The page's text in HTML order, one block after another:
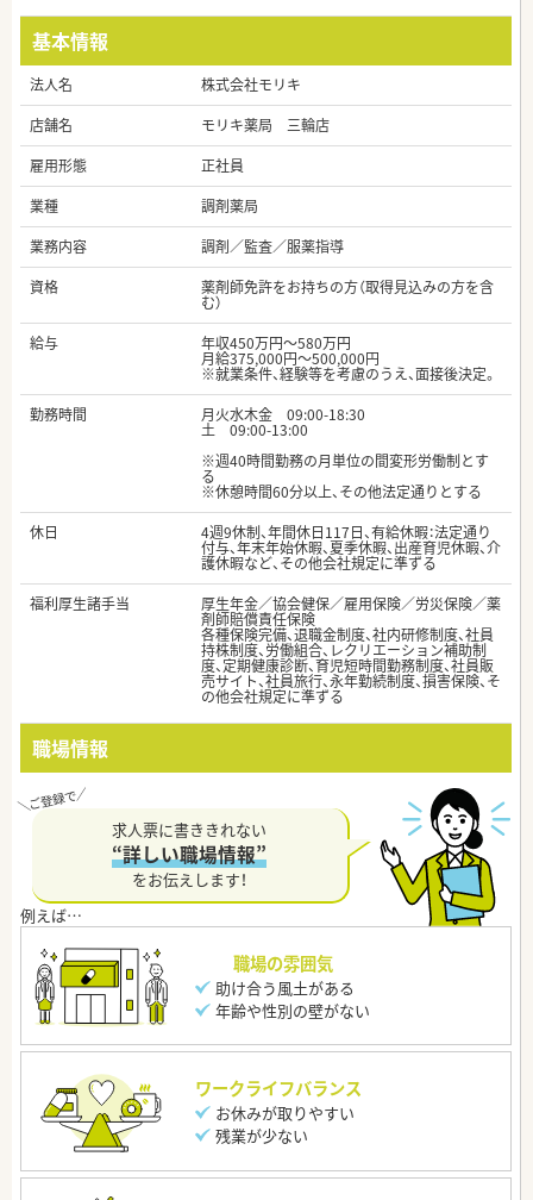
基本情報
法人名
株式会社モリキ
店舗名
モリキ薬局 三輪店
雇用形態
正社員
業種
調剤薬局
業務内容
調剤／監査／服薬指導
資格
薬剤師免許をお持ちの方（取得見込みの方を含
む）
給与
年収450万円～580万円
月給375,000円～500,000円
※就業条件、経験等を考慮のうえ、面接後決定。
勤務時間
月火水木金 09:00-18:30
土 09:00-13:00
※週40時間勤務の月単位の間変形労働制とす
る
※休憩時間60分以上、その他法定通りとする
休日
4週9休制、年間休日117日、有給休暇：法定通り
付与、年末年始休暇、夏季休暇、出産育児休暇、介
護休暇など、その他会社規定に準ずる
福利厚生諸手当
厚生年金／協会健保／雇用保険／労災保険／薬
剤師賠償責任保険
各種保険完備、退職金制度、社内研修制度、社員
持株制度、労働組合、レクリエーション補助制
度、定期健康診断、育児短時間勤務制度、社員販
売サイト、社員旅行、永年勤続制度、損害保険、そ
の他会社規定に準ずる
職場情報
求人票に書ききれない
“詳しい職場情報”
をお伝えします！
職場の雰囲気
助け合う風土がある
年齢や性別の壁がない
ワークライフバランス
お休みが取りやすい
残業が少ない